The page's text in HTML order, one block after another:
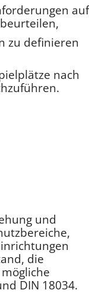
auf
zu definieren
nach
und
die
DIN 18034.